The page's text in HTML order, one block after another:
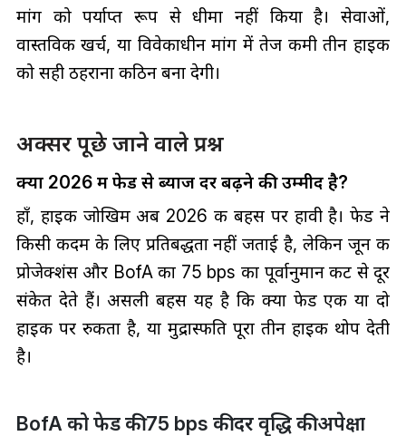
मांग को पर्याप्त रूप से धीमा नहीं किया है। सेवाओं,
वास्तविक खर्च, या विवेकाधीन मांग में तेज कमी तीन हाइक
को सही ठहराना कठिन बना देगी।
अक्सर पूछे जाने वाले प्रश्न
क्या 2026 में फेड से ब्याज दरें बढ़ने की उम्मीद है?
हाँ, हाइक जोखिम अब 2026 की बहस पर हावी है। फेड ने
किसी कदम के लिए प्रतिबद्धता नहीं जताई है, लेकिन जून की
प्रोजेक्शंस और BofA का 75 bps का पूर्वानुमान कट से दूर
संकेत देते हैं। असली बहस यह है कि क्या फेड एक या दो
हाइक पर रुकता है, या मुद्रास्फीति पूरा तीन हाइक थोप देती
है।
BofA को फेड की 75 bps की दर वृद्धि की अपेक्षा